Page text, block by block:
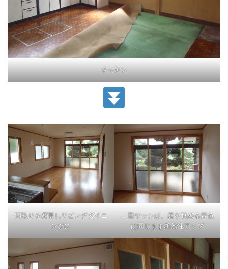
キッチン
間取りを変更しリビングダイニ
ングに
二重サッシは、庭を眺める景色
は同じまま断熱性アップ